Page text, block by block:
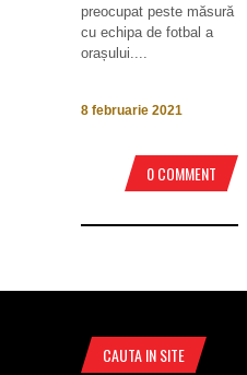
preocupat peste măsură
cu echipa de fotbal a
orașului....
8 februarie 2021
0 COMMENT
CAUTA IN SITE